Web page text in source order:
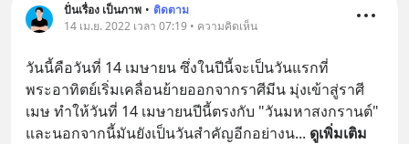
ปั่นเรื่อง เป็นภาพ • ติดตาม
14 เม.ย. 2022 เวลา 07:19 • ความคิดเห็น
วันนี้คือวันที่ 14 เมษายน ซึ่งในปีนี้จะเป็นวันแรกที่
พระอาทิตย์เริ่มเคลื่อนย้ายออกจากราศีมีน มุ่งเข้าสู่ราศี
เมษ ทำให้วันที่ 14 เมษายนปีนี้ตรงกับ "วันมหาสงกรานต์"
และนอกจากนี้มันยังเป็นวันสำคัญอีกอย่างน... ดูเพิ่มเติม